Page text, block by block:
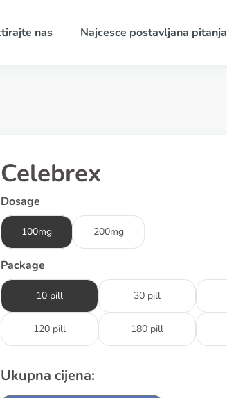
nas Najcesce postavljana pitanja
Celebrex
Dosage
100mg 200mg
Package
10 pill 30 pill
120 pill 180 pill
Ukupna cijena: